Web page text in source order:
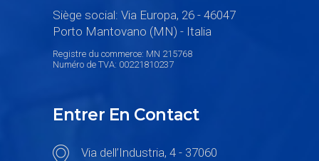
Siège social: Via Europa, 26 - 46047
Porto Mantovano (MN) - Italia
Registre du commerce: MN 215768
Numéro de TVA: 00221810237
Entrer En Contact
Via dell’Industria, 4 - 37060